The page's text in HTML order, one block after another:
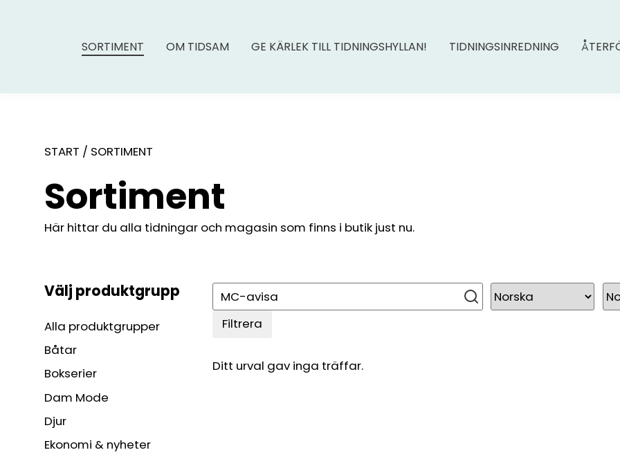
SORTIMENT OM TIDSAM GE KÄRLEK TILL TIDNINGSHYLLAN! TIDNINGSINREDNING
START / SORTIMENT
Sortiment
Här hittar du alla tidningar och magasin som finns i butik just nu.
Välj produktgrupp
Alla produktgrupper
Båtar
Bokserier
Dam Mode
Djur
Ekonomi & nyheter
Sök
Filtrera
Ditt urval gav inga träffar.